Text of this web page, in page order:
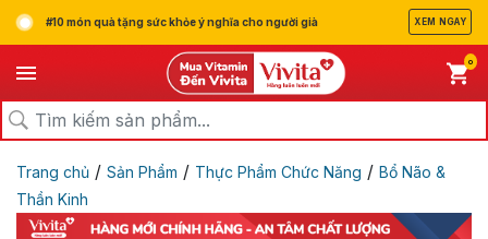
#10 món quà tặng sức khỏe ý nghĩa cho người già XEM NGAY
0
Trang chủ / Sản Phẩm / Thực Phẩm Chức Năng / Bổ Não &
Thần Kinh